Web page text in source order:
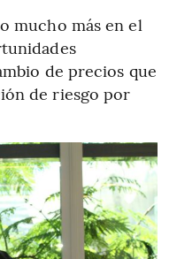
mucho más en el
de precios que
de riesgo por